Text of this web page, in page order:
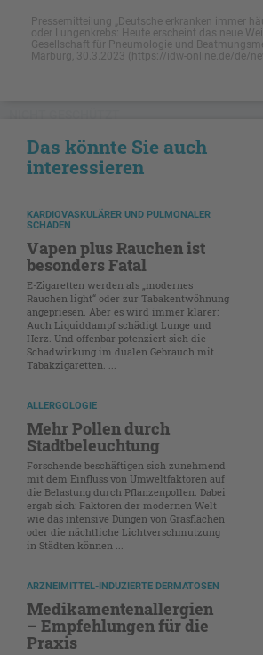
Pressemitteilung „Deutsche erkranken immer
oder Lungenkrebs: Heute erscheint das neue
Gesellschaft für Pneumologie und
Marburg, 30.3.2023 (https://idw-online.de/de/
Das könnte Sie auch
interessieren
KARDIOVASKULÄRER UND PULMONALER
SCHADEN
Vapen plus Rauchen ist
besonders Fatal
E-Zigaretten werden als „modernes
Rauchen light“ oder zur Tabakentwöhnung
angepriesen. Aber es wird immer klarer:
Auch Liquiddampf schädigt Lunge und
Herz. Und offenbar potenziert sich die
Schadwirkung im dualen Gebrauch mit
Tabakzigaretten. ...
ALLERGOLOGIE
Mehr Pollen durch
Stadtbeleuchtung
Forschende beschäftigen sich zunehmend
mit dem Einfluss von Umweltfaktoren auf
die Belastung durch Pflanzenpollen. Dabei
ergab sich: Faktoren der modernen Welt
wie das intensive Düngen von Grasflächen
oder die nächtliche Lichtverschmutzung
in Städten können ...
ARZNEIMITTEL-INDUZIERTE DERMATOSEN
Medikamentenallergien
– Empfehlungen für die
Praxis